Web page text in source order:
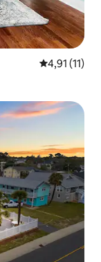
4,91 de uma
4,91 (11)